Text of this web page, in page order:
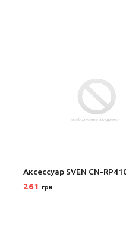
Аксессуар SVEN CN-
261 грн